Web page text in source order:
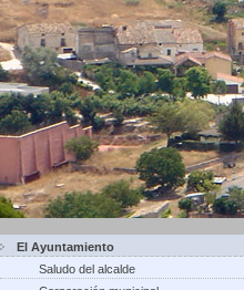
El Ayuntamiento
Saludo del alcalde